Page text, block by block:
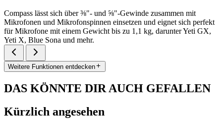
Compass lässt sich über ⅜"- und ⅝"-Gewinde zusammen mit
Mikrofonen und Mikrofonspinnen einsetzen und eignet sich perfekt
für Mikrofone mit einem Gewicht bis zu 1,1 kg, darunter Yeti GX,
Yeti X, Blue Sona und mehr.
Weitere Funktionen entdecken
DAS KÖNNTE DIR AUCH GEFALLEN
Kürzlich angesehen